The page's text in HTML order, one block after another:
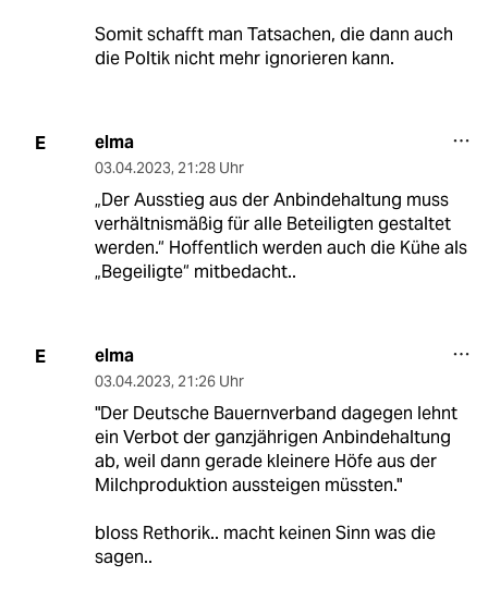
Somit schafft man Tatsachen, die dann auch
die Poltik nicht mehr ignorieren kann.
E elma
03.04.2023, 21:28 Uhr
„Der Ausstieg aus der Anbindehaltung muss
verhältnismäßig für alle Beteiligten gestaltet
werden.“ Hoffentlich werden auch die Kühe als
„Begeiligte“ mitbedacht..
E elma
03.04.2023, 21:26 Uhr
"Der Deutsche Bauernverband dagegen lehnt
ein Verbot der ganzjährigen Anbindehaltung
ab, weil dann gerade kleinere Höfe aus der
Milchproduktion aussteigen müssten."
bloss Rethorik.. macht keinen Sinn was die
sagen..